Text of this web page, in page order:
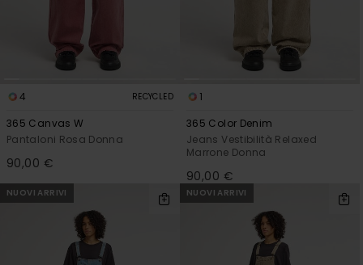
4 RECYCLED
365 Canvas W
Pantaloni Rosa Donna
90,00 €
1
365 Color Denim
Jeans Vestibilità Relaxed
Marrone Donna
90,00 €
NUOVI ARRIVI NUOVI ARRIVI